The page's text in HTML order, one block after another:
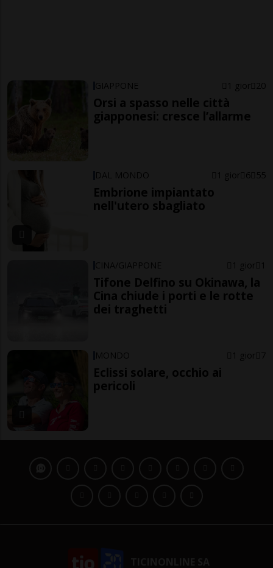
GIAPPONE 1 gior 20
Orsi a spasso nelle città
giapponesi: cresce l’allarme
DAL MONDO 1 gior 6 55
Embrione impiantato
nell'utero sbagliato
CINA/GIAPPONE 1 gior 1
Tifone Delfino su Okinawa, la
Cina chiude i porti e le rotte
dei traghetti
MONDO 1 gior 7
Eclissi solare, occhio ai
pericoli